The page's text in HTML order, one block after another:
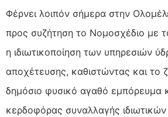
Φέρνει λοιπόν σήμερα στην
προς συζήτηση το Νομοσχέδιο με το
η ιδιωτικοποίηση των υπηρεσιών
αποχέτευσης, καθιστώντας και το
δημόσιο φυσικό αγαθό εμπόρευμα
κερδοφόρας συναλλαγής ιδιωτικών